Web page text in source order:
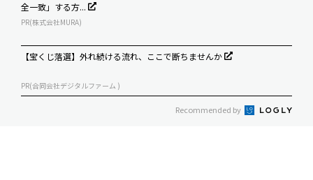
全一致」する方...
PR(株式会社MURA)
【宝くじ落選】外れ続ける流れ、ここで断ちませんか
PR(合同会社デジタルファーム )
Recommended by